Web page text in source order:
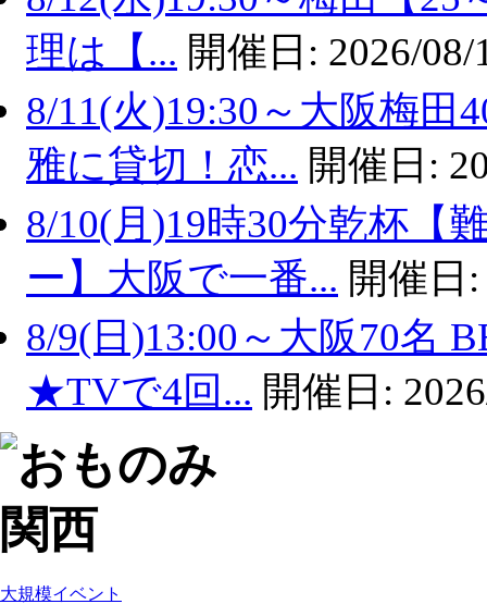
理は【... 開催日: 2026/08/
8/11(火)19:30～大阪梅
雅に貸切！恋... 開催日:
8/10(月)19時30分乾杯【
ー】大阪で一番... 開催日
8/9(日)13:00～大阪70名
★TVで4回... 開催日:
大規模イベント